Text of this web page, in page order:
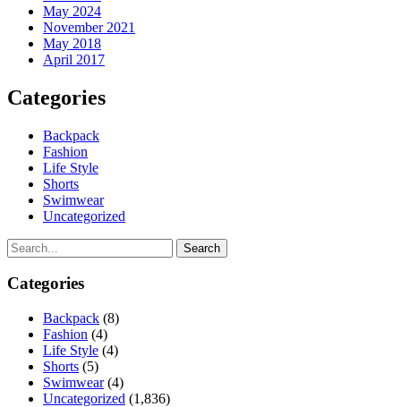
May 2024
November 2021
May 2018
April 2017
Categories
Backpack
Fashion
Life Style
Shorts
Swimwear
Uncategorized
Search
Categories
Backpack (8)
Fashion (4)
Life Style (4)
Shorts (5)
Swimwear(4)
Uncategorized (1,836)